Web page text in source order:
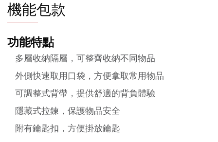
機能包款
功能特點
多層收納隔層，可整齊收納不同物品
外側快速取用口袋，方便拿取常用物品
可調整式背帶，提供舒適的背負體驗
隱藏式拉鍊，保護物品安全
附有鑰匙扣，方便掛放鑰匙